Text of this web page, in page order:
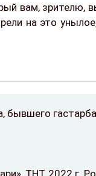
вам, зрителю,
на это
бывшего